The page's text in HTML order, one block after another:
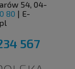
54, 04-
80 | E-
567